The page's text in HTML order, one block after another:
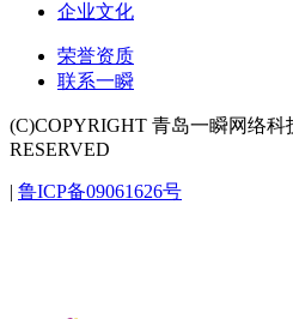
企业文化
荣誉资质
联系一瞬
(C)COPYRIGHT 青岛一瞬网络
RESERVED
| 鲁ICP备09061626号